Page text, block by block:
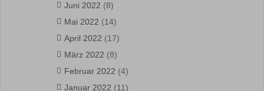
Juni 2022 (8)
Mai 2022 (14)
April 2022 (17)
März 2022 (8)
Februar 2022 (4)
Januar 2022 (11)